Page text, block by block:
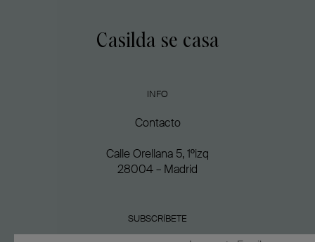
Casilda se casa
INFO
Contacto
Calle Orellana 5, 1ºizq
28004 – Madrid
SUBSCRÍBETE